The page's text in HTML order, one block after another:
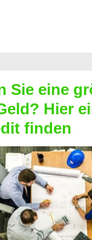
Sie eine
Hier
finden